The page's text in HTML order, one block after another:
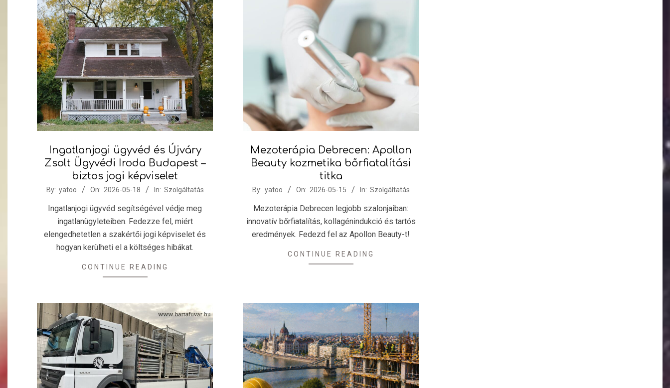
Ingatlanjogi ügyvéd és Újváry
Zsolt Ügyvédi Iroda Budapest –
biztos jogi képviselet
2026-
By: yatoo On: 2026-05-18 In: Szolgáltatás
Ingatlanjogi ügyvéd segítségével védje meg
ingatlanügyleteiben. Fedezze fel, miért
elengedhetetlen a szakértői jogi képviselet és
hogyan kerülheti el a költséges hibákat.
CONTINUE READING
Mezoterápia Debrecen: Apollon
Beauty kozmetika bőrfiatalítási
titka
2026-
By: yatoo On: 2026-05-15 In: Szolgáltatás
Mezoterápia Debrecen legjobb szalonjaiban:
innovatív bőrfiatalítás, kollagénindukció és tartós
eredmények. Fedezd fel az Apollon Beauty-t!
CONTINUE READING